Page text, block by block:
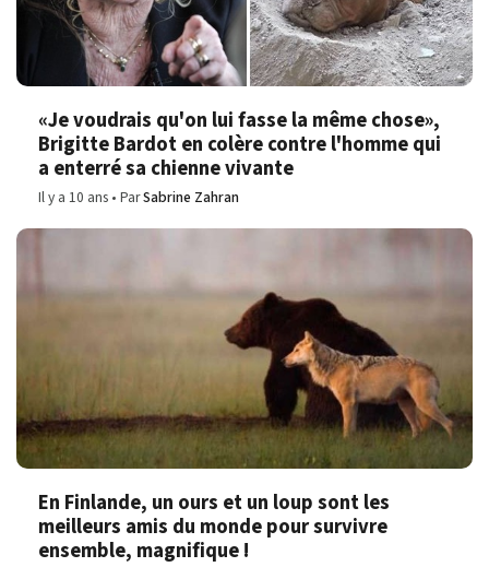
«Je voudrais qu'on lui fasse la même chose»,
Brigitte Bardot en colère contre l'homme qui
a enterré sa chienne vivante
Il y a 10 ans ParSabrine Zahran
En Finlande, un ours et un loup sont les
meilleurs amis du monde pour survivre
ensemble, magnifique !